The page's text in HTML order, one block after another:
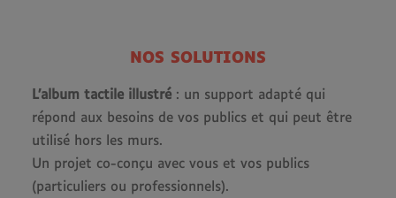
NOS SOLUTIONS
L’album tactile illustré : un support adapté qui
répond aux besoins de vos publics et qui peut être
utilisé hors les murs.
Un projet co-conçu avec vous et vos publics
(particuliers ou professionnels).